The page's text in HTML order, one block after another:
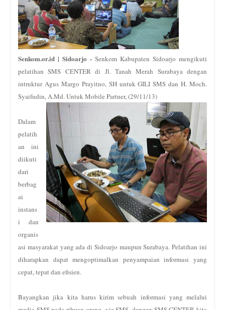
Senkom.or.id | Sidoarjo - Senkom Kabupaten Sidoarjo mengikuti
pelatihan SMS CENTER di Jl. Tanah Merah Surabaya dengan
intruktur Agus Margo Prayitno, SH untuk GILI SMS dan H. Moch.
Syaifudin, A.Md. Untuk Mobile Partner, (29/11/13)
Dalam
pelatih
an ini
diikuti
dari
berbag
ai
instans
i dan
organis
asi masyarakat yang ada di Sidoarjo maupun Surabaya. Pelatihan ini
diharapkan dapat mengoptimalkan penyampaian informasi yang
cepat, tepat dan efisien.
Bayangkan jika kita harus kirim sebuah informasi yang melalui